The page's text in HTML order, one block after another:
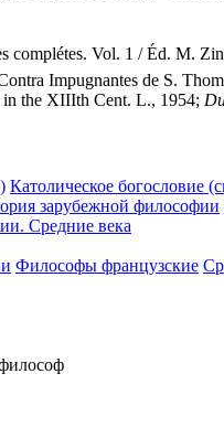
complétes. Vol. 1 / Éd. M.
Impugnantes de S.
in the XIIIth Cent. L., 1954;
Католическое богословие
зарубежной философии
Средние века
Философы французские